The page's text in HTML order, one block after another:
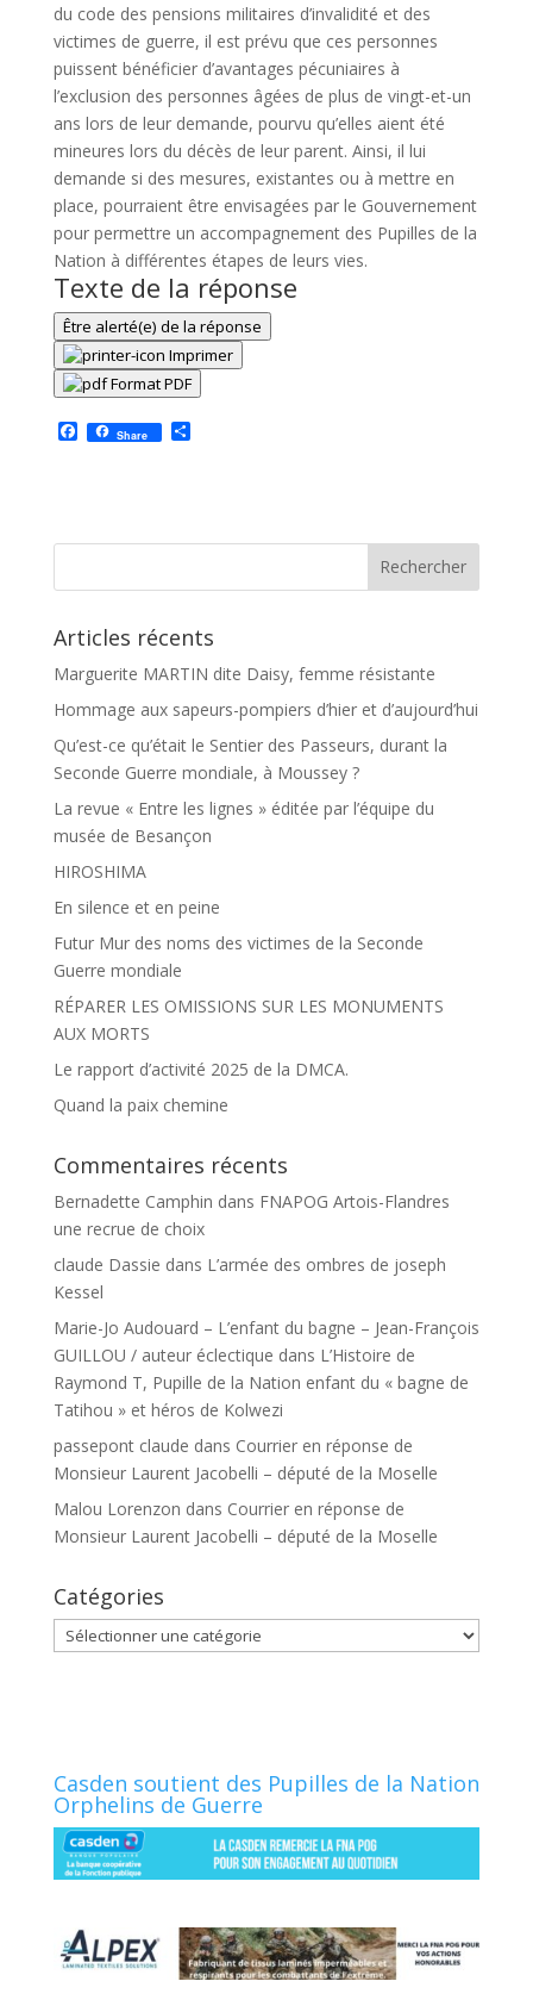
du code des pensions militaires d’invalidité et des
victimes de guerre, il est prévu que ces personnes
puissent bénéficier d’avantages pécuniaires à
l’exclusion des personnes âgées de plus de vingt-et-un
ans lors de leur demande, pourvu qu’elles aient été
mineures lors du décès de leur parent. Ainsi, il lui
demande si des mesures, existantes ou à mettre en
place, pourraient être envisagées par le Gouvernement
pour permettre un accompagnement des Pupilles de la
Nation à différentes étapes de leurs vies.
Texte de la réponse
Être alerté(e) de la réponse
Imprimer
Format PDF
F
a
o
Share P
e
Articles récents
Marguerite MARTIN dite Daisy, femme résistante
Hommage aux sapeurs-pompiers d’hier et d’aujourd’hui
Qu’est-ce qu’était le Sentier des Passeurs, durant la
Seconde Guerre mondiale, à Moussey ?
La revue « Entre les lignes » éditée par l’équipe du
musée de Besançon
HIROSHIMA
En silence et en peine
Futur Mur des noms des victimes de la Seconde
Guerre mondiale
RÉPARER LES OMISSIONS SUR LES MONUMENTS
AUX MORTS
Le rapport d’activité 2025 de la DMCA.
Quand la paix chemine
Commentaires récents
Bernadette Camphin dans FNAPOG Artois-Flandres
une recrue de choix
claude Dassie dans L’armée des ombres de joseph
Kessel
Marie-Jo Audouard – L’enfant du bagne – Jean-François
GUILLOU / auteur éclectique dans L’Histoire de
Raymond T, Pupille de la Nation enfant du « bagne de
Tatihou » et héros de Kolwezi
passepont claude dans Courrier en réponse de
Monsieur Laurent Jacobelli – député de la Moselle
Malou Lorenzon dans Courrier en réponse de
Monsieur Laurent Jacobelli – député de la Moselle
Catégories
Catégories
Casden soutient des Pupilles de la Nation
Orphelins de Guerre